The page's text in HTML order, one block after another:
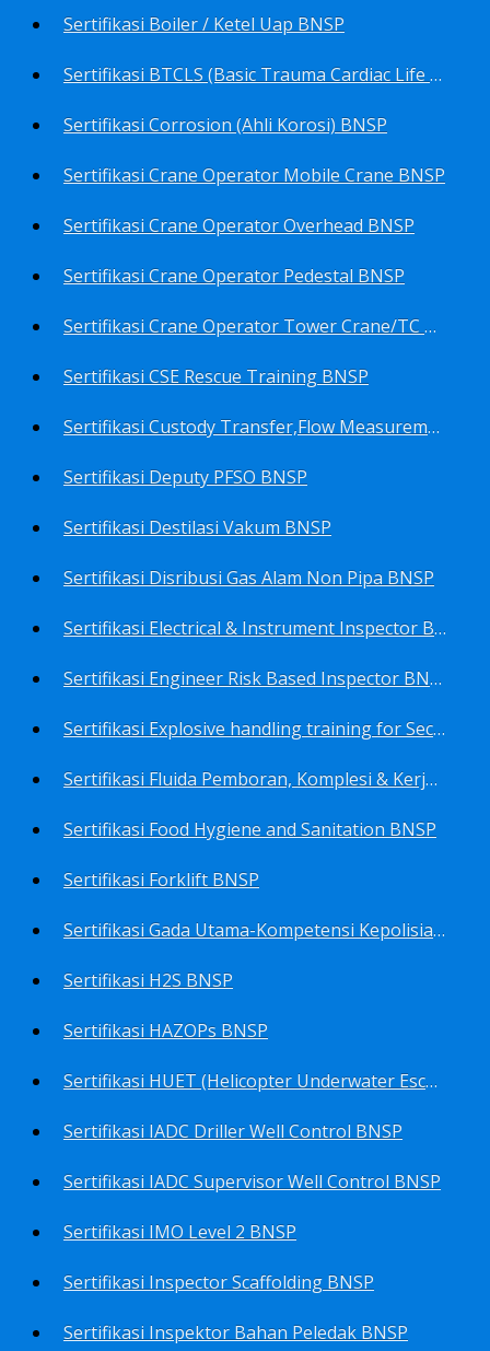
Sertifikasi Boiler / Ketel Uap BNSP
Sertifikasi BTCLS (Basic Trauma Cardiac Life Support) BNSP
Sertifikasi Corrosion (Ahli Korosi) BNSP
Sertifikasi Crane Operator Mobile Crane BNSP
Sertifikasi Crane Operator Overhead BNSP
Sertifikasi Crane Operator Pedestal BNSP
Sertifikasi Crane Operator Tower Crane/TC BNSP
Sertifikasi CSE Rescue Training BNSP
Sertifikasi Custody Transfer,Flow Measurement&Flow Meter (Harga Khusus) BNSP
Sertifikasi Deputy PFSO BNSP
Sertifikasi Destilasi Vakum BNSP
Sertifikasi Disribusi Gas Alam Non Pipa BNSP
Sertifikasi Electrical & Instrument Inspector BNSP
Sertifikasi Engineer Risk Based Inspector BNSP
Sertifikasi Explosive handling training for Security staffs BNSP
Sertifikasi Fluida Pemboran, Komplesi & Kerja Ulang Sumur BNSP
Sertifikasi Food Hygiene and Sanitation BNSP
Sertifikasi Forklift BNSP
Sertifikasi Gada Utama-Kompetensi Kepolisian Terbatas Sektor Industri Migas BNSP
Sertifikasi H2S BNSP
Sertifikasi HAZOPs BNSP
Sertifikasi HUET (Helicopter Underwater Escape Training) BNSP
Sertifikasi IADC Driller Well Control BNSP
Sertifikasi IADC Supervisor Well Control BNSP
Sertifikasi IMO Level 2 BNSP
Sertifikasi Inspector Scaffolding BNSP
Sertifikasi Inspektor Bahan Peledak BNSP